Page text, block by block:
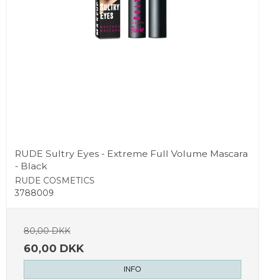
RUDE Sultry Eyes - Extreme Full Volume Mascara
- Black
RUDE COSMETICS
3788009
80,00 DKK
60,00 DKK
INFO